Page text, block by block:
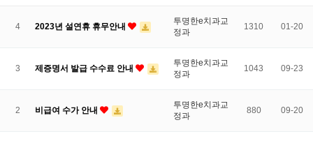
4 2023년 설연휴 휴무안내
투명한e치과교
정과
1310 01-20
3 제증명서 발급 수수료 안내
투명한e치과교
정과
1043 09-23
2 비급여 수가 안내
투명한e치과교
정과
880 09-20